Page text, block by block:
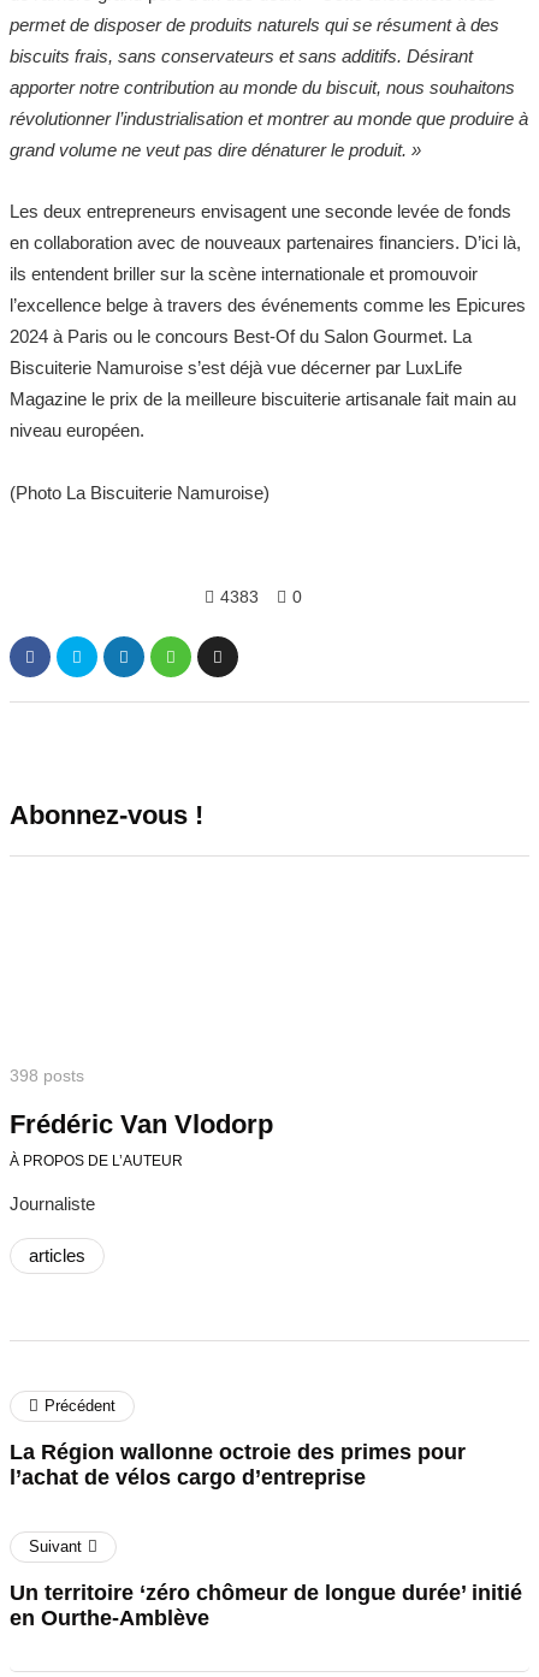
permet de disposer de produits naturels qui se résument à des
biscuits frais, sans conservateurs et sans additifs. Désirant
apporter notre contribution au monde du biscuit, nous souhaitons
révolutionner l’industrialisation et montrer au monde que produire à
grand volume ne veut pas dire dénaturer le produit. »
Les deux entrepreneurs envisagent une seconde levée de fonds
en collaboration avec de nouveaux partenaires financiers. D’ici là,
ils entendent briller sur la scène internationale et promouvoir
l’excellence belge à travers des événements comme les Epicures
2024 à Paris ou le concours Best-Of du Salon Gourmet. La
Biscuiterie Namuroise s’est déjà vue décerner par LuxLife
Magazine le prix de la meilleure biscuiterie artisanale fait main au
niveau européen.
(Photo La Biscuiterie Namuroise)
4383 0
Abonnez-vous !
398 posts
Frédéric Van Vlodorp
À PROPOS DE L’AUTEUR
Journaliste
articles
Précédent
La Région wallonne octroie des primes pour
l’achat de vélos cargo d’entreprise
Suivant
Un territoire ‘zéro chômeur de longue durée’ initié
en Ourthe-Amblève